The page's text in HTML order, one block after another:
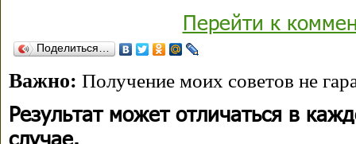
Перейти к
Поделиться…
Важно: Получение моих советов не
Результат может отличаться в
случае.